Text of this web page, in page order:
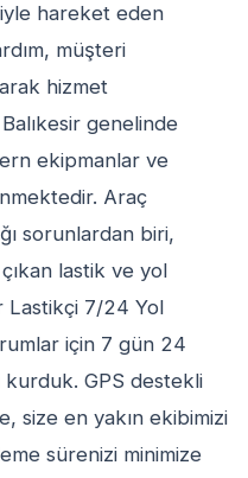
hareket eden
müşteri
hizmet
genelinde
ekipmanlar ve
Araç
sorunlardan biri,
lastik ve yol
Lastikçi 7/24 Yol
için 7 gün 24
GPS destekli
size en yakın ekibimizi
sürenizi minimize